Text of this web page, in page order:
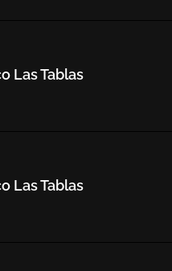
Las Tablas
Las Tablas